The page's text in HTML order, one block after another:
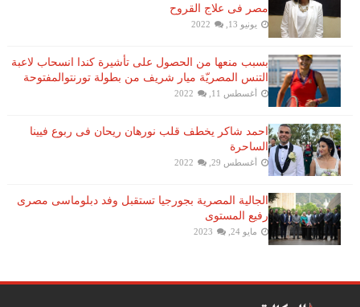
مصر فى علاج القروح
يونيو 13, 2022
بسبب منعها من الحصول على تأشيرة كندا انسحاب لاعبة ​
التنس​ المصريّة ​ميار شريف​ من بطولة ​تورنتو​المفتوحة
أغسطس 11, 2022
احمد شاكر يخطف قلب نورهان ريحان فى ربوع فيينا
الساحرة
أغسطس 29, 2022
الجالية المصرية بجورجيا تستقبل وفد دبلوماسى مصرى
رفيع المستوى
مايو 24, 2023